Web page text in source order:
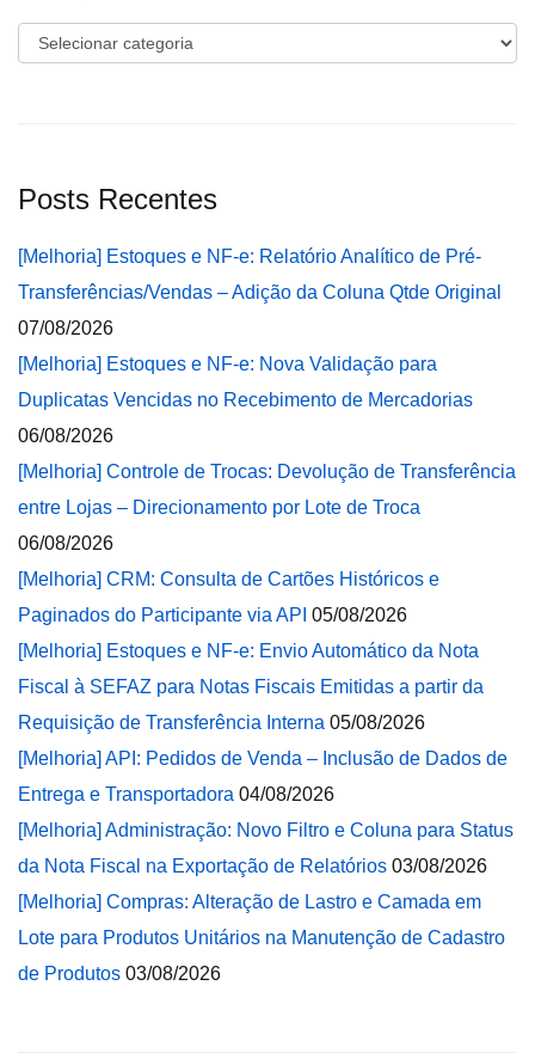
Categorias
Posts Recentes
[Melhoria] Estoques e NF-e: Relatório Analítico de Pré-
Transferências/Vendas – Adição da Coluna Qtde Original
07/08/2026
[Melhoria] Estoques e NF-e: Nova Validação para
Duplicatas Vencidas no Recebimento de Mercadorias
06/08/2026
[Melhoria] Controle de Trocas: Devolução de Transferência
entre Lojas – Direcionamento por Lote de Troca
06/08/2026
[Melhoria] CRM: Consulta de Cartões Históricos e
Paginados do Participante via API 05/08/2026
[Melhoria] Estoques e NF-e: Envio Automático da Nota
Fiscal à SEFAZ para Notas Fiscais Emitidas a partir da
Requisição de Transferência Interna 05/08/2026
[Melhoria] API: Pedidos de Venda – Inclusão de Dados de
Entrega e Transportadora 04/08/2026
[Melhoria] Administração: Novo Filtro e Coluna para Status
da Nota Fiscal na Exportação de Relatórios 03/08/2026
[Melhoria] Compras: Alteração de Lastro e Camada em
Lote para Produtos Unitários na Manutenção de Cadastro
de Produtos 03/08/2026